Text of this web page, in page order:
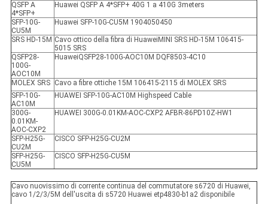
QSFP A
4*SFP+
Huawei QSFP A 4*SFP+ 40G 1 a 410G 3meters
SFP-10G-
CU5M
Huawei SFP-10G-CU5M 1904050450
SRS HD-15M Cavo ottico della fibra di HuaweiMINI SRS HD-15M 106415-
5015 SRS
QSFP28-
100G-
AOC10M
HuaweiQSFP28-100G-AOC10M DQF8503-4C10
MOLEX SRS Cavo a fibre ottiche 15M 106415-2115 di MOLEX SRS
SFP-10G-
AC10M
HUAWEI SFP-10G-AC10M Highspeed Cable
300G-
0.01KM-
AOC-CXP2
HUAWEI 300G-0.01KM-AOC-CXP2 AFBR-86PD10Z-HW1
SFP-H25G-
CU2M
CISCO SFP-H25G-CU2M
SFP-H25G-
CU5M
CISCO SFP-H25G-CU5M
Cavo nuovissimo di corrente continua del commutatore s6720 di Huawei,
cavo 1/2/3/5M dell'uscita di s5720 Huawei etp4830-b1a2 disponibile